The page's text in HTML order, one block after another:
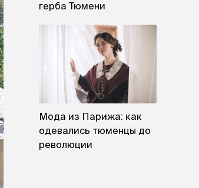
герба Тюмени
Мода из Парижа: как
одевались тюменцы до
революции